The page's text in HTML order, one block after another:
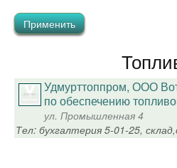
Удмурттоппром, ООО
по обеспечению
ул. Промышленная 4
Тел: бухгалтерия 5-01-25,